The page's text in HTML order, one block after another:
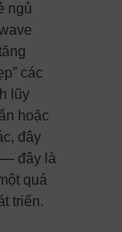
ngủ
các
lũy
hoặc
đây
— đây là
quá
triển.